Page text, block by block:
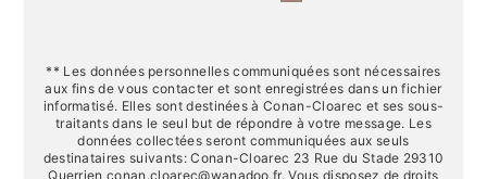
** Les données personnelles communiquées sont nécessaires
aux fins de vous contacter et sont enregistrées dans un fichier
informatisé. Elles sont destinées à Conan-Cloarec et ses sous-
traitants dans le seul but de répondre à votre message. Les
données collectées seront communiquées aux seuls
destinataires suivants: Conan-Cloarec 23 Rue du Stade 29310
Querrien conan.cloarec@wanadoo.fr. Vous disposez de droits